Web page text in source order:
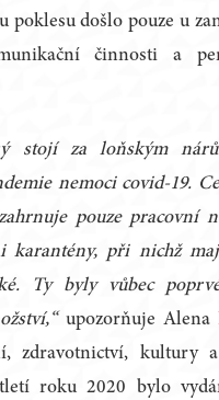
poklesu došlo pouze u
činnosti a
stojí za loňským
nemoci covid-19.
pouze pracovní
karantény, při nichž
Ty byly vůbec
upozorňuje Alena
zdravotnictví, kultury
roku 2020 bylo